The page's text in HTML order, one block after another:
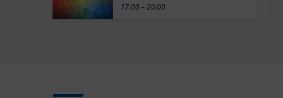
17:00 – 20:00